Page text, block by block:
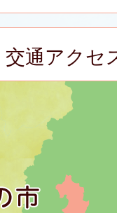
交通アクセ